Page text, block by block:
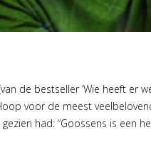
de bestseller ‘Wie heeft er
voor de meest
had: “Goossens is een